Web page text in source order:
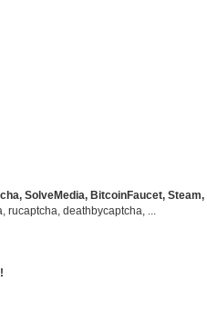
SolveMedia, BitcoinFaucet, Steam,
rucaptcha, deathbycaptcha, ...